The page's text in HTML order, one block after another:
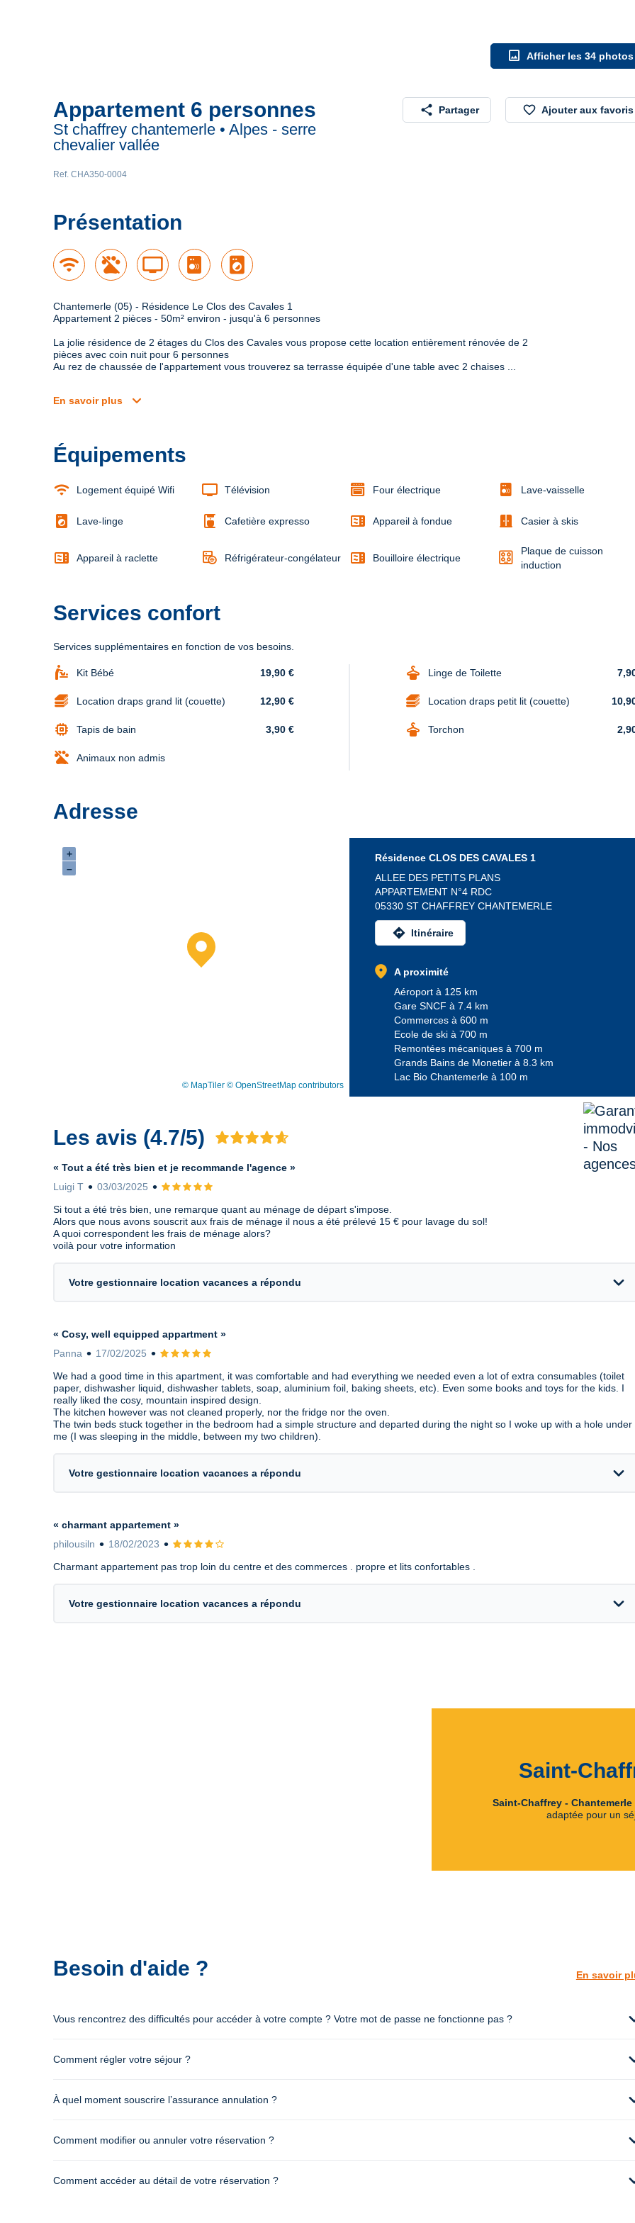
image Afficher les 34 photos
Appartement 6 personnes
St chaffrey chantemerle • Alpes - serre
chevalier vallée
Ref. CHA350-0004
share Partager favorite_border Ajouter aux favoris
Présentation
wifi tv local_laundry_service
Chantemerle (05) - Résidence Le Clos des Cavales 1
Appartement 2 pièces - 50m² environ - jusqu'à 6 personnes
La jolie résidence de 2 étages du Clos des Cavales vous propose cette location entièrement rénovée de 2
pièces avec coin nuit pour 6 personnes
Au rez de chaussée de l'appartement vous trouverez sa terrasse équipée d'une table avec 2 chaises ...
En savoir plus expand_more
Équipements
wifi Logement équipé Wifi tv Télévision Four électrique Lave-vaisselle
local_laundry_service Lave-linge coffee_maker Cafetière expresso microwave Appareil à fondue door_sliding Casier à skis
microwave Appareil à raclette Réfrigérateur-congélateur microwave Bouilloire électrique
Plaque de cuisson
induction
Services confort
Services supplémentaires en fonction de vos besoins.
baby_changing_station Kit Bébé 19,90 € dry_cleaning Linge de Toilette
Location draps grand lit (couette) 12,90 € Location draps petit lit (couette)
memory Tapis de bain 3,90 € dry_cleaning Torchon
Animaux non admis
Adresse
+
–
© MapTiler © OpenStreetMap contributors
Résidence CLOS DES CAVALES 1
ALLEE DES PETITS PLANS
APPARTEMENT N°4 RDC
05330 ST CHAFFREY CHANTEMERLE
directions Itinéraire
location_on
A proximité
Aéroport à 125 km
Gare SNCF à 7.4 km
Commerces à 600 m
Ecole de ski à 700 m
Remontées mécaniques à 700 m
Grands Bains de Monetier à 8.3 km
Lac Bio Chantemerle à 100 m
Les avis (4.7/5) Avis 4.7 sur 5
« Tout a été très bien et je recommande l'agence »
Luigi T
03/03/2025
Avis 5 sur 5
Si tout a été très bien, une remarque quant au ménage de départ s'impose.
Alors que nous avons souscrit aux frais de ménage il nous a été prélevé 15 € pour lavage du sol!
A quoi correspondent les frais de ménage alors?
voilà pour votre information
Votre gestionnaire location vacances a répondu expand_more
« Cosy, well equipped appartment »
Panna
17/02/2025
Avis 5 sur 5
We had a good time in this apartment, it was comfortable and had everything we needed even a lot of extra consumables (toilet
paper, dishwasher liquid, dishwasher tablets, soap, aluminium foil, baking sheets, etc). Even some books and toys for the kids. I
really liked the cosy, mountain inspired design.
The kitchen however was not cleaned properly, nor the fridge nor the oven.
The twin beds stuck together in the bedroom had a simple structure and departed during the night so I woke up with a hole under
me (I was sleeping in the middle, between my two children).
Votre gestionnaire location vacances a répondu expand_more
« charmant appartement »
philousiln
18/02/2023
Avis 4 sur 5
Charmant appartement pas trop loin du centre et des commerces . propre et lits confortables .
Votre gestionnaire location vacances a répondu expand_more
Saint-
Saint-Chaffrey - Chantemerle
adaptée pour un
Besoin d'aide ? En savoir
Vous rencontrez des difficultés pour accéder à votre compte ? Votre mot de passe ne fonctionne pas ?
Comment régler votre séjour ?
À quel moment souscrire l’assurance annulation ?
Comment modifier ou annuler votre réservation ?
Comment accéder au détail de votre réservation ?